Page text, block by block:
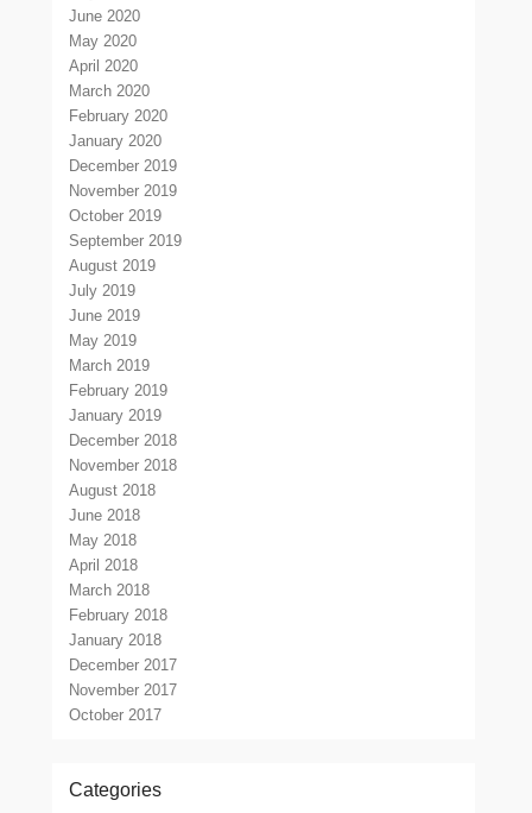
June 2020
May 2020
April 2020
March 2020
February 2020
January 2020
December 2019
November 2019
October 2019
September 2019
August 2019
July 2019
June 2019
May 2019
March 2019
February 2019
January 2019
December 2018
November 2018
August 2018
June 2018
May 2018
April 2018
March 2018
February 2018
January 2018
December 2017
November 2017
October 2017
Categories